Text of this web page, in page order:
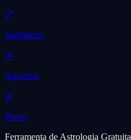
♐
Sagittarius
♒
Aquarius
♓
Pisces
Ferramenta de Astrologia Gratuita